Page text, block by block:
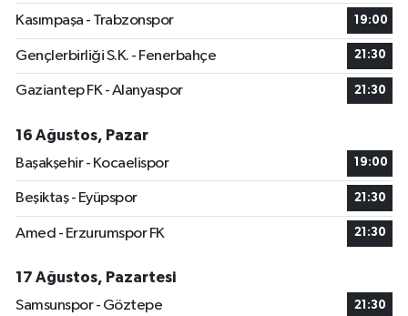
Kasımpaşa - Trabzonspor 19:00
Gençlerbirliği S.K. - Fenerbahçe 21:30
Gaziantep FK - Alanyaspor 21:30
16 Ağustos, Pazar
Başakşehir - Kocaelispor
19:00
Beşiktaş - Eyüpspor 21:30
Amed - Erzurumspor FK 21:30
17 Ağustos, Pazartesi
Samsunspor - Göztepe
21:30